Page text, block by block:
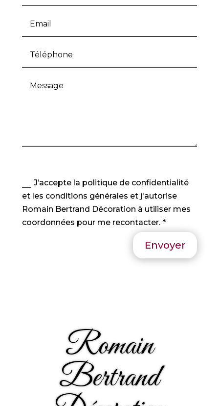
J’accepte la politique de confidentialité
et les conditions générales et j'autorise
Romain Bertrand Décoration à utiliser mes
coordonnées pour me recontacter. *
Envoyer
Romain
Bertrand